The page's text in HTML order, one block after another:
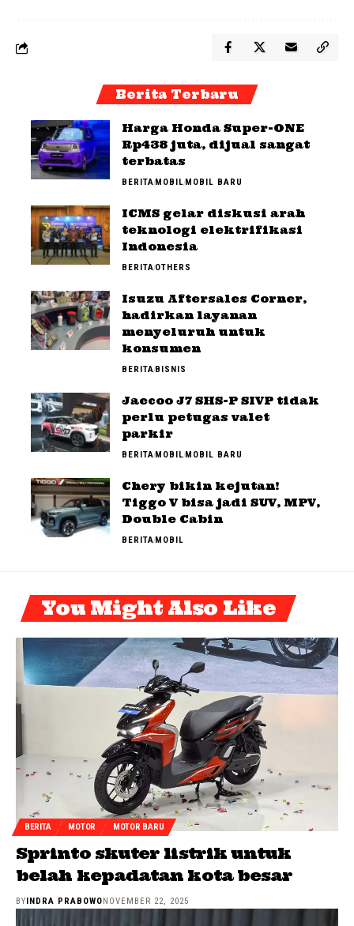
Berita Terbaru
Harga Honda Super-ONE
Rp438 juta, dijual sangat
terbatas
BERITAMOBILMOBIL BARU
ICMS gelar diskusi arah
teknologi elektrifikasi
Indonesia
BERITAOTHERS
Isuzu Aftersales Corner,
hadirkan layanan
menyeluruh untuk
konsumen
BERITABISNIS
Jaecoo J7 SHS-P SIVP tidak
perlu petugas valet
parkir
BERITAMOBILMOBIL BARU
Chery bikin kejutan!
Tiggo V bisa jadi SUV, MPV,
Double Cabin
BERITAMOBIL
You Might Also Like
BERITA MOTOR MOTOR BARU
Sprinto skuter listrik untuk
belah kepadatan kota besar
BYINDRA PRABOWONOVEMBER 22, 2025